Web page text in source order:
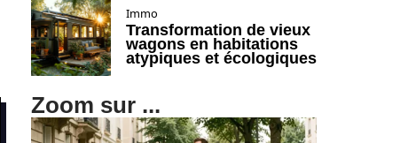
Immo
Transformation de vieux
wagons en habitations
atypiques et écologiques
Zoom sur ...